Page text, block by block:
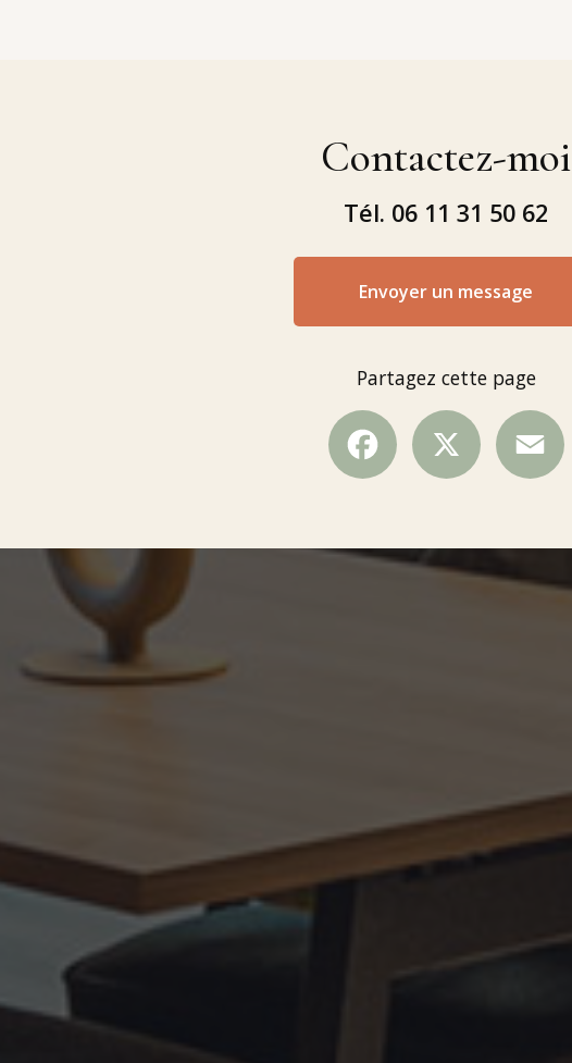
Contactez-moi
Tél. 06 11 31 50 62
Envoyer un message
Partagez cette page
Facebook